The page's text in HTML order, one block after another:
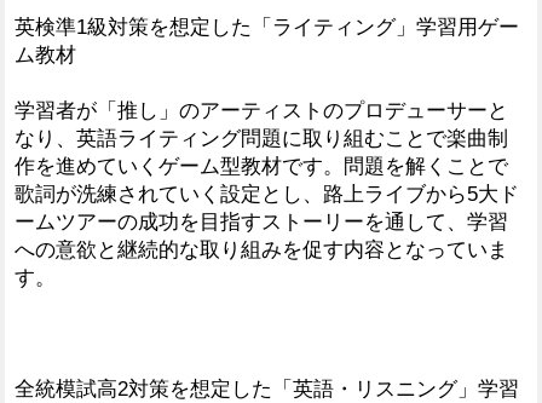
英検準1級対策を想定した「ライティング」学習用ゲー
ム教材
学習者が「推し」のアーティストのプロデューサーと
なり、英語ライティング問題に取り組むことで楽曲制
作を進めていくゲーム型教材です。問題を解くことで
歌詞が洗練されていく設定とし、路上ライブから5大ド
ームツアーの成功を目指すストーリーを通して、学習
への意欲と継続的な取り組みを促す内容となっていま
す。
全統模試高2対策を想定した「英語・リスニング」学習